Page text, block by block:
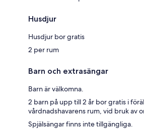
Husdjur
Husdjur bor gratis
2 per rum
Barn och extrasängar
Barn är välkomna.
2 barn på upp till 2 år bor gratis i
vårdnadshavarens rum, vid bruk av
Spjälsängar finns inte tillgängliga.